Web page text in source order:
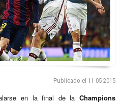
Publicado el 11-05-2015
en la final de la Champions